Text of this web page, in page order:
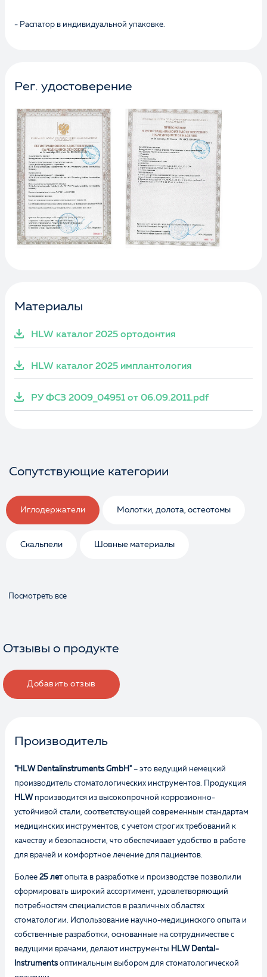
- Распатор в индивидуальной упаковке.
Рег. удостоверение
Материалы
HLW каталог 2025 ортодонтия
HLW каталог 2025 имплантология
РУ ФСЗ 2009_04951 от 06.09.2011.pdf
Сопутствующие категории
Иглодержатели Молотки, долота, остеотомы
Скальпели Шовные материалы
Посмотреть все
Отзывы о продукте
Добавить отзыв
Производитель
"HLW Dentalinstruments GmbH" – это ведущий немецкий
производитель стоматологических инструментов. Продукция
HLW производится из высокопрочной коррозионно-
устойчивой стали, соответствующей современным стандартам
медицинских инструментов, с учетом строгих требований к
качеству и безопасности, что обеспечивает удобство в работе
для врачей и комфортное лечение для пациентов.
Более 25 летопыта в разработке и производстве позволили
сформировать широкий ассортимент, удовлетворяющий
потребностям специалистов в различных областях
стоматологии. Использование научно-медицинского опыта и
собственные разработки, основанные на сотрудничестве с
ведущими врачами, делают инструменты HLW Dental-
Instruments оптимальным выбором для стоматологической